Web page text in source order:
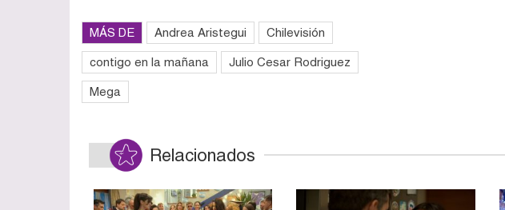
MÁS DE Andrea Aristegui Chilevisión
contigo en la mañana Julio Cesar Rodriguez
Mega
Relacionados